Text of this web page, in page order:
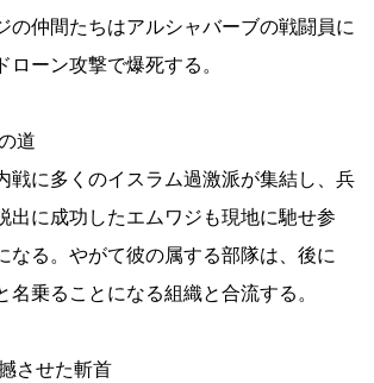
の仲間たちはアルシャバーブの戦闘員に
ローン攻撃で爆死する。
道
戦に多くのイスラム過激派が集結し、兵
出に成功したエムワジも現地に馳せ参
なる。やがて彼の属する部隊は、後に
名乗ることになる組織と合流する。
させた斬首